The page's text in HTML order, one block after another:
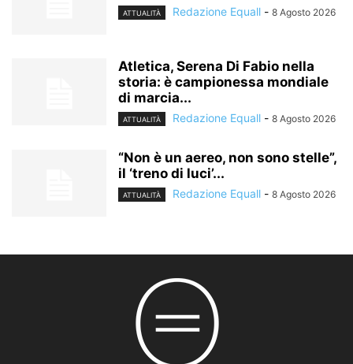
ATTUALITÀ Redazione Equall - 8 Agosto 2026
Atletica, Serena Di Fabio nella
storia: è campionessa mondiale
di marcia...
ATTUALITÀ Redazione Equall - 8 Agosto 2026
“Non è un aereo, non sono stelle”,
il ‘treno di luci’...
ATTUALITÀ Redazione Equall - 8 Agosto 2026